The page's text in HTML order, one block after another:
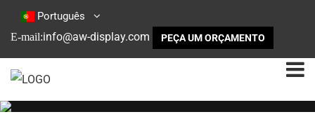
Português
E-mail:info@aw-display.com PEÇA UM ORÇAMENTO